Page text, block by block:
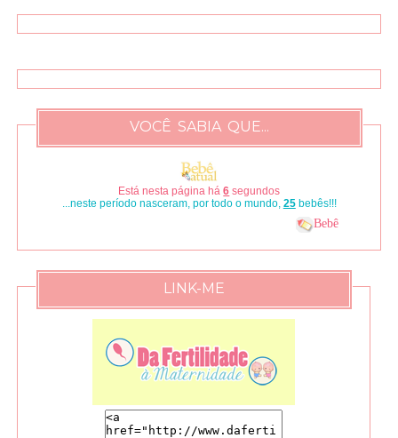
VOCÊ SABIA QUE...
Está nesta página há6 segundos
...neste período nasceram, por todo o mundo, 25bebês!!!
Bebê
LINK-ME